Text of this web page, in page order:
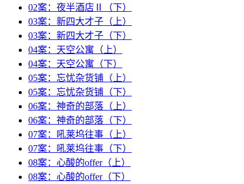
02案：夜半酒店Ⅱ（下）
03案：新四大才子（上）
03案：新四大才子（下）
04案：天空公寓（上）
04案：天空公寓（下）
05案：忘忧杂货铺（上）
05案：忘忧杂货铺（下）
06案：神奇的部落（上）
06案：神奇的部落（下）
07案：吼莱坞往事（上）
07案：吼莱坞往事（下）
08案：心酸的offer（上）
08案：心酸的offer（下）